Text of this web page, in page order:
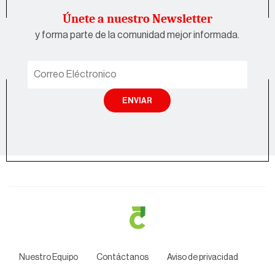
Únete a nuestro Newsletter
y forma parte de la comunidad mejor informada.
ENVIAR
Nuestro Equipo Contáctanos Aviso de privacidad